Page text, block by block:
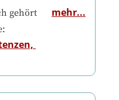
gehört
mehr...